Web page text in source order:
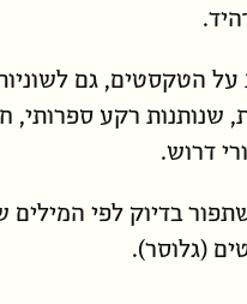
על הטקסטים, גם
שנותנות רקע ספרותי,
דרוש.
בדיוק לפי המילים
(גלוסר).